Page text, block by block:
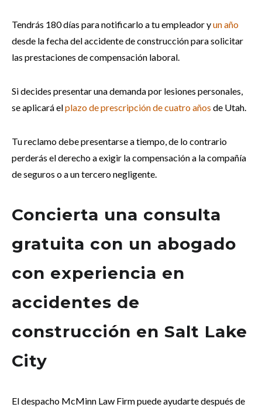
Tendrás 180 días para notificarlo a tu empleador yun año
desde la fecha del accidente de construcción para solicitar
las prestaciones de compensación laboral.
Si decides presentar una demanda por lesiones personales,
se aplicará elplazo de prescripción de cuatro años de Utah.
Tu reclamo debe presentarse a tiempo, de lo contrario
perderás el derecho a exigir la compensación a la compañía
de seguros o a un tercero negligente.
Concierta una consulta
gratuita con un abogado
con experiencia en
accidentes de
construcción en Salt Lake
City
El despacho McMinn Law Firm puede ayudarte después de